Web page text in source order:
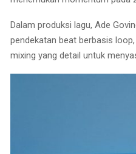
Dalam produksi lagu, Ade
pendekatan beat berbasis
mixing yang detail untuk